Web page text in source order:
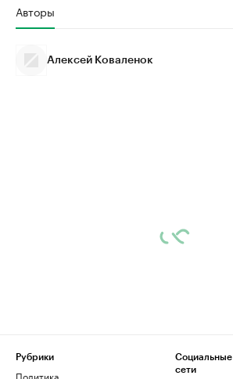
Авторы
Алексей Коваленок
Рубрики
Политика
Социальные
сети